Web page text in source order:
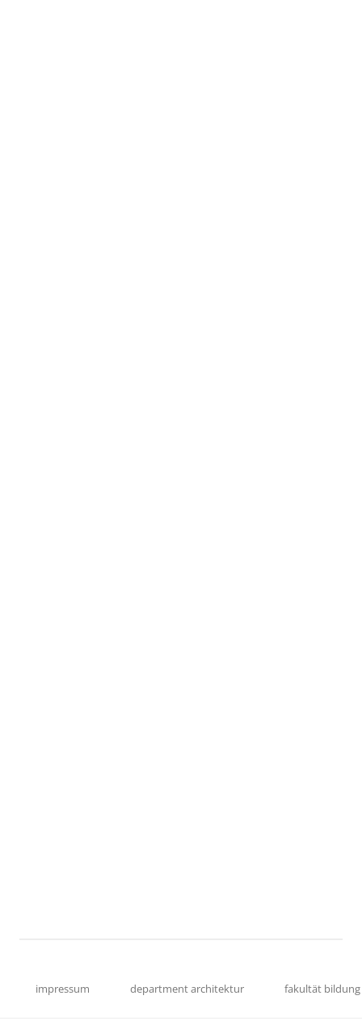
impressum department architektur fakultät bildung